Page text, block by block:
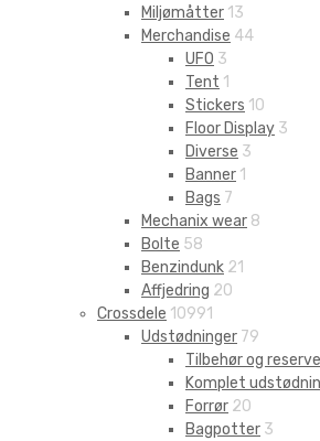
Miljømåtter 13
Merchandise 44
UFO 3
Tent 1
Stickers 10
Floor Display 3
Diverse 3
Banner 1
Bags 7
Mechanix wear 8
Bolte 58
Benzindunk 21
Affjedring 20
Crossdele 10991
Udstødninger 79
Tilbehør og
Komplet
Forrør 20
Bagpotter 3